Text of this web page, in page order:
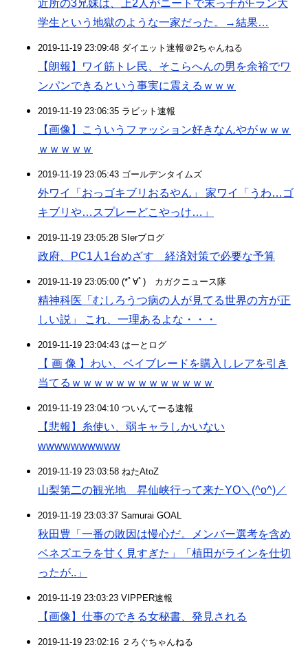
近所の3兄妹は、上2人がニートで末っ子がFラン大
学生という地獄のような一家だった。→結果…
2019-11-19 23:09:48 ダイエット速報＠2ちゃんねる
【朗報】ワイ筋トレ民、そこらへんの男を余裕でワ
ンパンできるという事実に震えるｗｗｗ
2019-11-19 23:06:35 ラビット速報
【画像】こういうファッション好きなんやがｗｗｗ
ｗｗｗｗｗ
2019-11-19 23:05:43 ゴールデンタイムズ
外ワイ「おっゴキブリおるやん」 家ワイ「うわ…ゴ
キブリや…スプレーどこやっけ…」
2019-11-19 23:05:28 SIerブログ
政府、PC1人1台めざす 経済対策で必要な予算
2019-11-19 23:05:00 (*ﾟ∀ﾟ)ゞカガクニュース隊
精神科医「むしろうつ病の人が見てる世界の方が正
しい説」 これ、一理あるよな・・・
2019-11-19 23:04:43 はーとログ
【 画 像 】わい、ベイブレードを購入しレアを引き
当てるｗｗｗｗｗｗｗｗｗｗｗｗｗ
2019-11-19 23:04:10 ついんてーる速報
【悲報】糸使い、弱キャラしかいない
wwwwwwwwww
2019-11-19 23:03:58 ねたAtoZ
山梨第二の観光地 昇仙峡行って来たYO＼(^o^)／
2019-11-19 23:03:37 Samurai GOAL
秋田豊「一番の敗因は慢心だ。メンバー選考を含め
ベネズエラを甘く見すぎた」「植田がラインを仕切
ったが..」
2019-11-19 23:03:23 VIPPER速報
【画像】仕事のできる女秘書、発見される
2019-11-19 23:02:16 ２ろぐちゃんねる